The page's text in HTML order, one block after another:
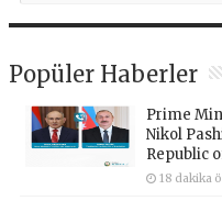
Popüler Haberler
Prime
Nikol
Republic
18 dakika